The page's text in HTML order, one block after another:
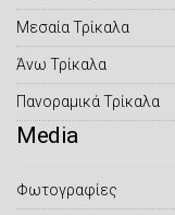
Μεσαία Τρίκαλα
Άνω Τρίκαλα
Πανοραμικά Τρίκαλα
Μedia
Φωτογραφίες